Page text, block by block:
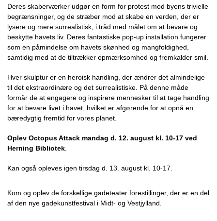
Deres skaberværker udgør en form for protest mod byens trivielle
begrænsninger, og de stræber mod at skabe en verden, der er
lysere og mere surrealistisk, i tråd med målet om at bevare og
beskytte havets liv. Deres fantastiske pop-up installation fungerer
som en påmindelse om havets skønhed og mangfoldighed,
samtidig med at de tiltrækker opmærksomhed og fremkalder smil.
Hver skulptur er en heroisk handling, der ændrer det almindelige
til det ekstraordinære og det surrealistiske. På denne måde
formår de at engagere og inspirere mennesker til at tage handling
for at bevare livet i havet, hvilket er afgørende for at opnå en
bæredygtig fremtid for vores planet.
Oplev Octopus Attack mandag d. 12. august kl. 10-17 ved
Herning Bibliotek
Kan også opleves igen tirsdag d. 13. august kl. 10-17.
Kom og oplev de forskellige gadeteater forestillinger, der er en del
af den nye gadekunstfestival i Midt- og Vestjylland.